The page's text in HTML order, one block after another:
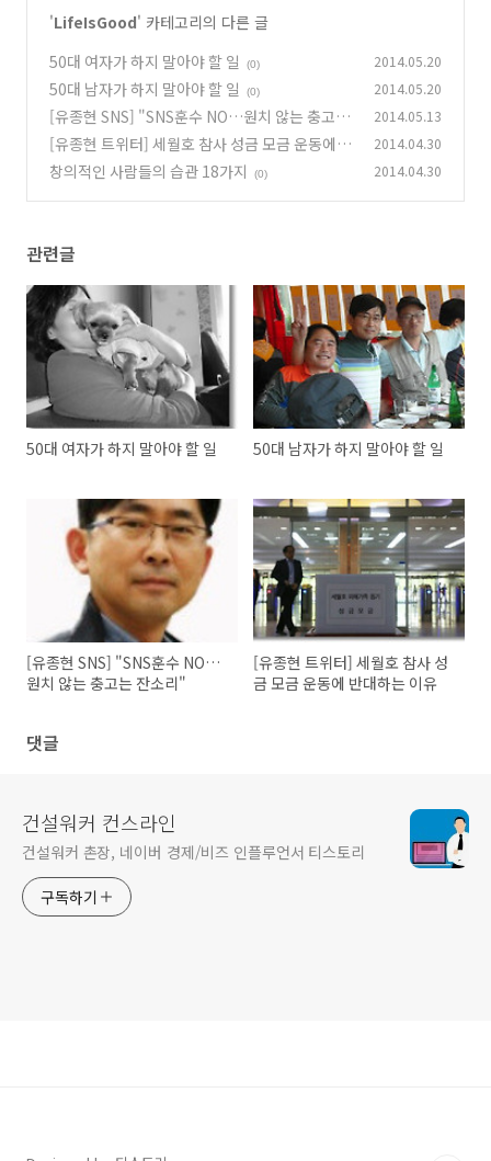
'LifeIsGood' 카테고리의 다른 글
50대 여자가 하지 말아야 할 일
(0) 2014.05.20
50대 남자가 하지 말아야 할 일 (0) 2014.05.20
[유종현 SNS] "SNS훈수 NO…원치 않는 충고는
잔소리"
(0)
2014.05.13
[유종현 트위터] 세월호 참사 성금 모금 운동에 반
대하는 이유 (0)
2014.04.30
창의적인 사람들의 습관 18가지 (0) 2014.04.30
관련글
50대 여자가 하지 말아야 할 일 50대 남자가 하지 말아야 할 일
[유종현 SNS] "SNS훈수 NO…
원치 않는 충고는 잔소리"
[유종현 트위터] 세월호 참사 성
금 모금 운동에 반대하는 이유
댓글
건설워커 컨스라인
건설워커 촌장, 네이버 경제/비즈 인플루언서 티스토리
구독하기